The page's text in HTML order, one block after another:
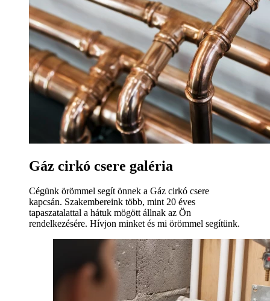
Gáz cirkó csere galéria
Cégünk örömmel segít önnek a Gáz cirkó csere
kapcsán. Szakembereink több, mint 20 éves
tapaszatalattal a hátuk mögött állnak az Ön
rendelkezésére. Hívjon minket és mi örömmel segítünk.